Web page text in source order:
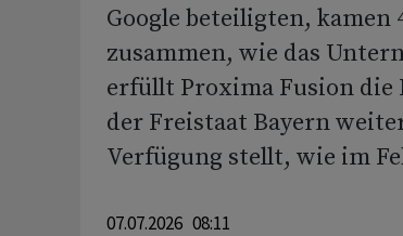
Google beteiligten, kamen
zusammen, wie das
erfüllt Proxima Fusion die
der Freistaat Bayern
Verfügung stellt, wie im
07.07.2026 08:11